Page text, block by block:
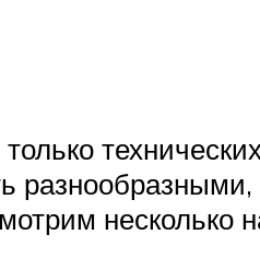
несколько